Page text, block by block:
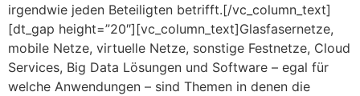
irgendwie jeden Beteiligten betrifft.[/vc_column_text]
[dt_gap height=”20″][vc_column_text]Glasfasernetze,
mobile Netze, virtuelle Netze, sonstige Festnetze, Cloud
Services, Big Data Lösungen und Software – egal für
welche Anwendungen – sind Themen in denen die